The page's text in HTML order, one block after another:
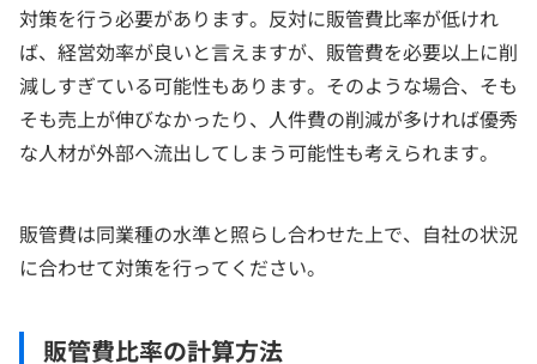
対策を行う必要があります。反対に販管費比率が低けれ
ば、経営効率が良いと言えますが、販管費を必要以上に削
減しすぎている可能性もあります。そのような場合、そも
そも売上が伸びなかったり、人件費の削減が多ければ優秀
な人材が外部へ流出してしまう可能性も考えられます。
販管費は同業種の水準と照らし合わせた上で、自社の状況
に合わせて対策を行ってください。
販管費比率の計算方法